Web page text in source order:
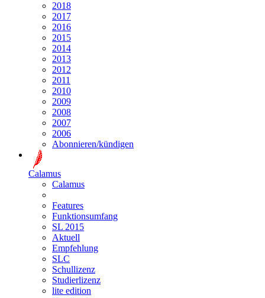
2018
2017
2016
2015
2014
2013
2012
2011
2010
2009
2008
2007
2006
Abonnieren/kündigen
Calamus
Calamus
Features
Funktionsumfang
SL 2015
Aktuell
Empfehlung
SLC
Schullizenz
Studierlizenz
lite edition